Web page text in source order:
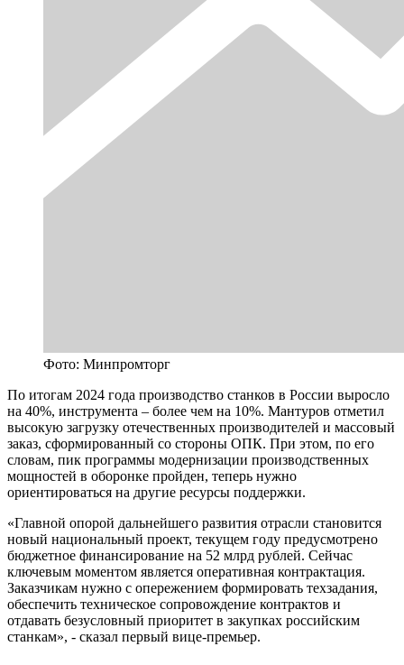
Фото: Минпромторг
По итогам 2024 года производство станков в России выросло
на 40%, инструмента – более чем на 10%. Мантуров отметил
высокую загрузку отечественных производителей и массовый
заказ, сформированный со стороны ОПК. При этом, по его
словам, пик программы модернизации производственных
мощностей в оборонке пройден, теперь нужно
ориентироваться на другие ресурсы поддержки.
«Главной опорой дальнейшего развития отрасли становится
новый национальный проект, текущем году предусмотрено
бюджетное финансирование на 52 млрд рублей. Сейчас
ключевым моментом является оперативная контрактация.
Заказчикам нужно с опережением формировать техзадания,
обеспечить техническое сопровождение контрактов и
отдавать безусловный приоритет в закупках российским
станкам», - сказал первый вице-премьер.